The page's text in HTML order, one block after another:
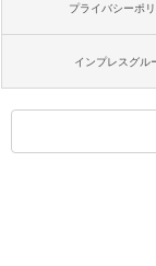
プライバシーポ
インプレスグル